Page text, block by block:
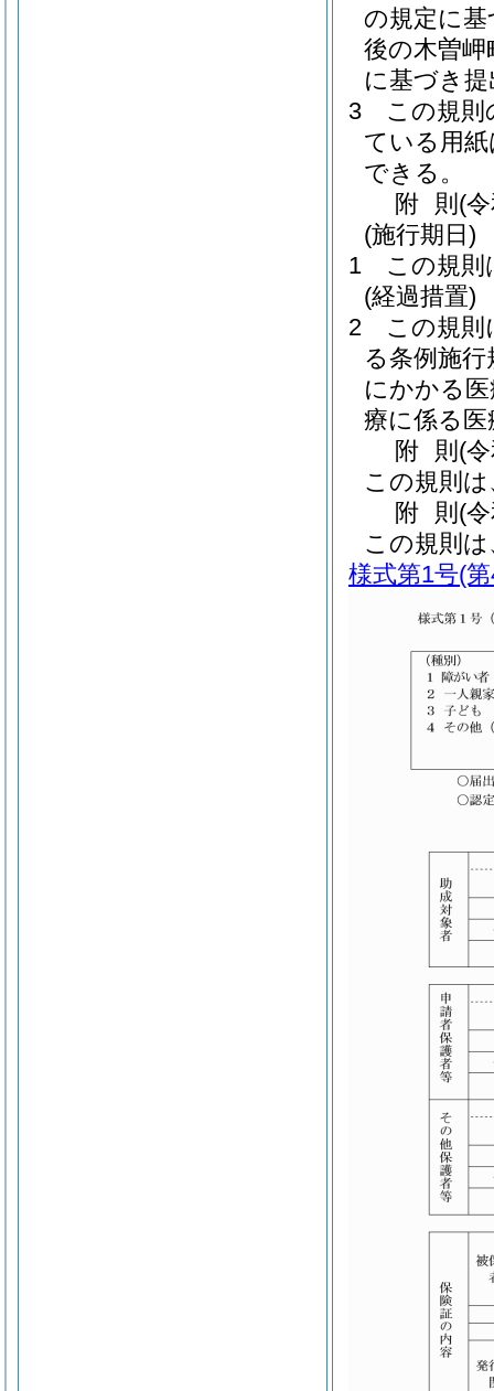
の規定に
後の木曽岬
に基づき
3
この規則
ている用
できる。
附 則 (
(施行期日)
1
この規則
(経過措置)
2
この規則
る条例施
にかかる
療に係る
附 則 (
この規則
附 則 (
この規則
様式第1号(